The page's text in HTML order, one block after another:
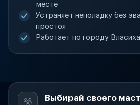
месте
Устраняет неполадку без
простоя
Работает по городу
Выбирай своего